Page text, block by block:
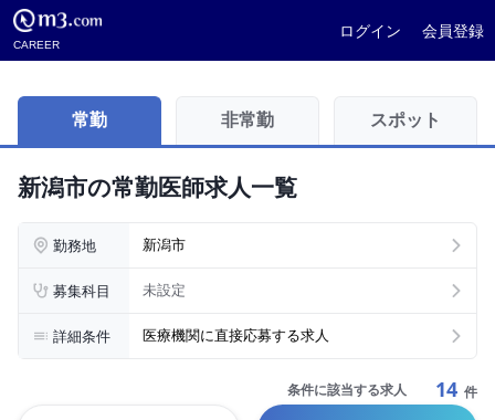
CAREER
ログイン 会員登録
常勤 非常勤 スポット
新潟市の常勤医師求人一覧
勤務地 新潟市
募集科目 未設定
詳細条件 医療機関に直接応募する求人
条件に該当する求人 14 件